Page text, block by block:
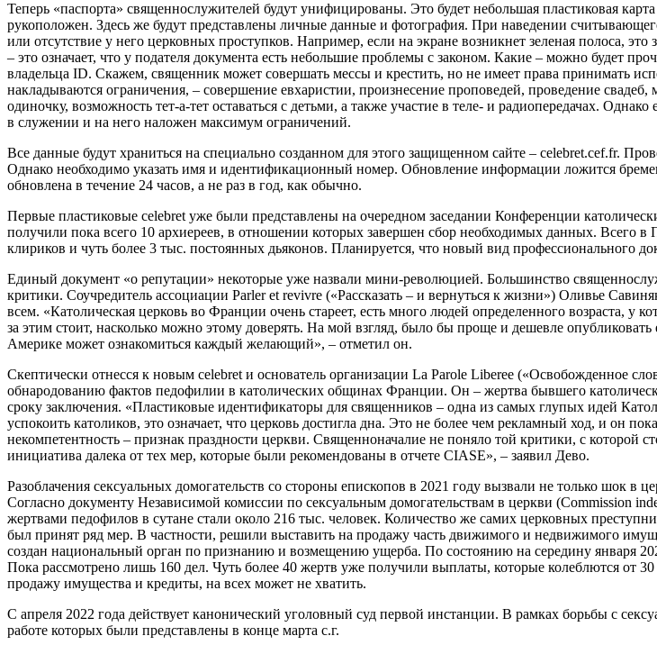
Теперь «паспорта» священнослужителей будут унифицированы. Это будет небольшая пластиковая
рукоположен. Здесь же будут представлены личные данные и фотография. При наведении
или отсутствие у него церковных проступков. Например, если на экране возникнет зеленая полоса,
– это означает, что у подателя документа есть небольшие проблемы с законом. Какие – можно будет
владельца ID. Скажем, священник может совершать мессы и крестить, но не имеет права принимать
накладываются ограничения, – совершение евхаристии, произнесение проповедей, проведение
одиночку, возможность тет-а-тет оставаться с детьми, а также участие в теле- и радиопередачах.
в служении и на него наложен максимум ограничений.
Все данные будут храниться на специально созданном для этого защищенном сайте – celebret.cef.fr.
Однако необходимо указать имя и идентификационный номер. Обновление информации ложится
обновлена в течение 24 часов, а не раз в год, как обычно.
Первые пластиковые celebret уже были представлены на очередном заседании Конференции
получили пока всего 10 архиереев, в отношении которых завершен сбор необходимых данных. Всего
клириков и чуть более 3 тыс. постоянных дьяконов. Планируется, что новый вид профессионального
Единый документ «о репутации» некоторые уже назвали мини-революцией. Большинство
критики. Соучредитель ассоциации Parler et revivre («Рассказать – и вернуться к жизни») Оливье
всем. «Католическая церковь во Франции очень стареет, есть много людей определенного возраста,
за этим стоит, насколько можно этому доверять. На мой взгляд, было бы проще и дешевле
Америке может ознакомиться каждый желающий», – отметил он.
Скептически отнесся к новым celebret и основатель организации La Parole Liberee («Освобожденное
обнародованию фактов педофилии в католических общинах Франции. Он – жертва бывшего
сроку заключения. «Пластиковые идентификаторы для священников – одна из самых глупых идей
успокоить католиков, это означает, что церковь достигла дна. Это не более чем рекламный ход, и он
некомпетентность – признак праздности церкви. Священноначалие не поняло той критики, с которой
инициатива далека от тех мер, которые были рекомендованы в отчете CIASE», – заявил Дево.
Разоблачения сексуальных домогательств со стороны епископов в 2021 году вызвали не только шок в
Согласно документу Независимой комиссии по сексуальным домогательствам в церкви (Commission
жертвами педофилов в сутане стали около 216 тыс. человек. Количество же самих церковных
был принят ряд мер. В частности, решили выставить на продажу часть движимого и недвижимого
создан национальный орган по признанию и возмещению ущерба. По состоянию на середину января
Пока рассмотрено лишь 160 дел. Чуть более 40 жертв уже получили выплаты, которые колеблются от
продажу имущества и кредиты, на всех может не хватить.
С апреля 2022 года действует канонический уголовный суд первой инстанции. В рамках борьбы с
работе которых были представлены в конце марта с.г.